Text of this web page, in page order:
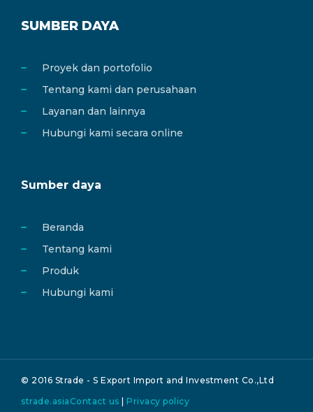
SUMBER DAYA
Proyek dan portofolio
Tentang kami dan perusahaan
Layanan dan lainnya
Hubungi kami secara online
Sumber daya
Beranda
Tentang kami
Produk
Hubungi kami
© 2016 Strade - S Export Import and Investment Co.,Ltd
strade.asia Contact us Privacy policy